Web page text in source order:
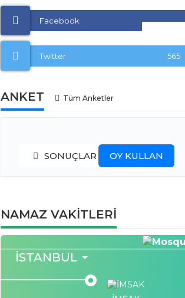
Facebook
Twitter 565
ANKET Tüm Anketler
SONUÇLAR OY KULLAN
NAMAZ VAKİTLERİ
İSTANBUL